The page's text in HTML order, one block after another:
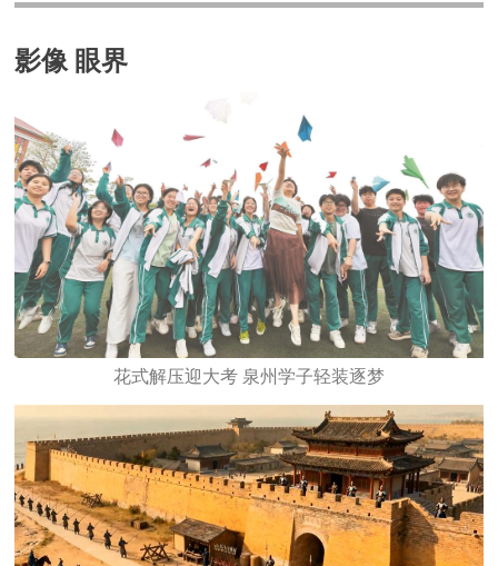
影像 眼界
花式解压迎大考 泉州学子轻装逐梦